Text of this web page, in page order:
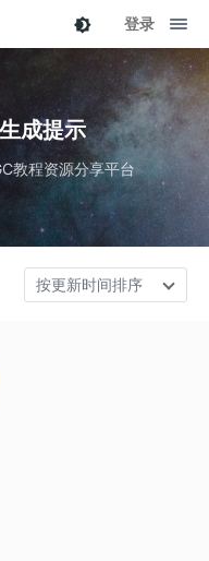
登录
成提示
教程资源分享平台
按更新时间排序